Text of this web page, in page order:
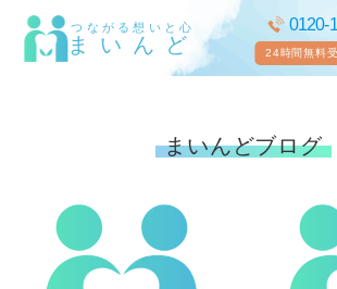
つながる想いと心
まいんど
0120-
24時間無料受
まいんどブログ